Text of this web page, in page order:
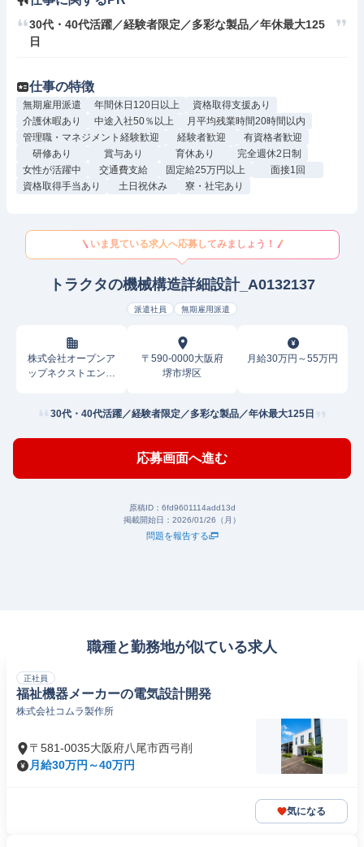
30代・40代活躍／経験者限定／多彩な製品／年休最大125
日
仕事の特徴
無期雇用派遣 年間休日120日以上
資格取得支援あり
介護休暇あり
中途入社50％以上
月平均残業時間20時間以内
管理職・マネジメント経験歓迎
経験者歓迎
有資格者歓迎
研修あり
賞与あり 育休あり
完全週休2日制
女性が活躍中
交通費支給 固定給25万円以上
面接1回
資格取得手当あり
土日祝休み 寮・社宅あり
いま見ている求人へ応募してみましょう！
トラクタの機械構造詳細設計_A0132137
派遣社員 無期雇用派遣
株式会社オープンア
ップネクストエンジ
〒590-0000大阪府
堺市堺区
月給30万円～55万円
30代・40代活躍／経験者限定／多彩な製品／年休最大125日
応募画面へ進む
原稿ID： 6fd9601114add13d
掲載開始日： 2026/01/26（月）
問題を報告する
職種と勤務地が似ている求人
正社員
福祉機器メーカーの電気設計開発
株式会社コムラ製作所
〒581-0035大阪府八尾市西弓削
月給30万円～40万円
気になる